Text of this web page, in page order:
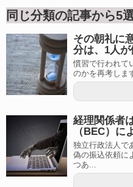
同じ分類の記事から5
その朝礼に
分は、1人
慣習で行われて
のかを再考しま
経理関係者
（BEC）に
独立行政法人で
偽の振込依頼に
つあ...